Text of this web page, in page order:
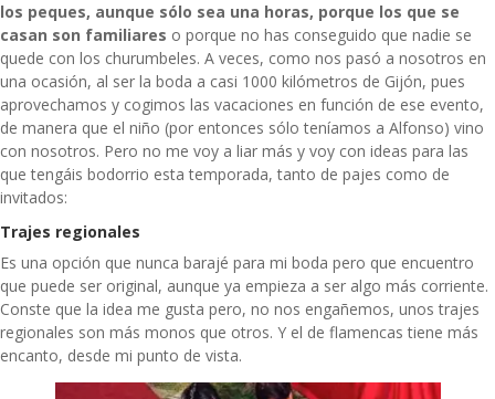
los peques, aunque sólo sea una horas, porque los que se
casan son familiares o porque no has conseguido que nadie se
quede con los churumbeles. A veces, como nos pasó a nosotros en
una ocasión, al ser la boda a casi 1000 kilómetros de Gijón, pues
aprovechamos y cogimos las vacaciones en función de ese evento,
de manera que el niño (por entonces sólo teníamos a Alfonso) vino
con nosotros. Pero no me voy a liar más y voy con ideas para las
que tengáis bodorrio esta temporada, tanto de pajes como de
invitados:
Trajes regionales
Es una opción que nunca barajé para mi boda pero que encuentro
que puede ser original, aunque ya empieza a ser algo más corriente.
Conste que la idea me gusta pero, no nos engañemos, unos trajes
regionales son más monos que otros. Y el de flamencas tiene más
encanto, desde mi punto de vista.